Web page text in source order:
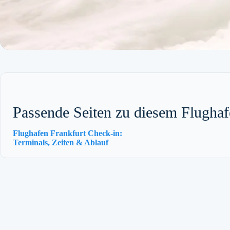
Passende Seiten zu diesem
Flughafen Frankfurt Check-in:
Terminals, Zeiten & Ablauf